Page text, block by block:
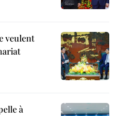
veulent
à